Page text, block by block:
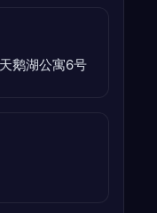
鹅湖公寓6号